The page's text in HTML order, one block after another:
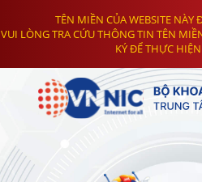
TÊN MIỀN CỦA WEBSITE NÀY
VUI LÒNG TRA CỨU THÔNG TIN TÊN
KÝ ĐỂ THỰC